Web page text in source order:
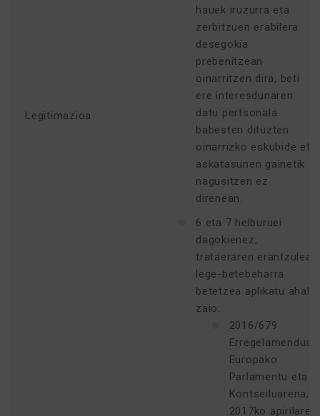
Legitimazioa
hauek iruzurra eta
zerbitzuen erabilera
desegokia
prebenitzean
oinarritzen dira, beti
ere interesdunaren
datu pertsonala
babesten dituzten
oinarrizko eskubide eta
askatasunen gainetik
nagusitzen ez
direnean.
6 eta 7 helburuei
dagokienez,
trataeraren erantzuleari
lege-betebeharra
betetzea aplikatu ahal
zaio:
2016/679
Erregelamendua,
Europako
Parlamentu eta
Kontseiluarena,
2017ko apirilaren